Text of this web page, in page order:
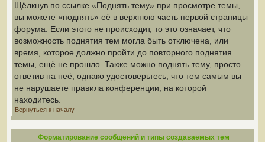
Щёлкнув по ссылке «Поднять тему» при просмотре темы,
вы можете «поднять» её в верхнюю часть первой страницы
форума. Если этого не происходит, то это означает, что
возможность поднятия тем могла быть отключена, или
время, которое должно пройти до повторного поднятия
темы, ещё не прошло. Также можно поднять тему, просто
ответив на неё, однако удостоверьтесь, что тем самым вы
не нарушаете правила конференции, на которой
находитесь.
Вернуться к началу
Форматирование сообщений и типы создаваемых тем